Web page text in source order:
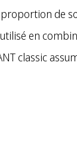
de
en
classic